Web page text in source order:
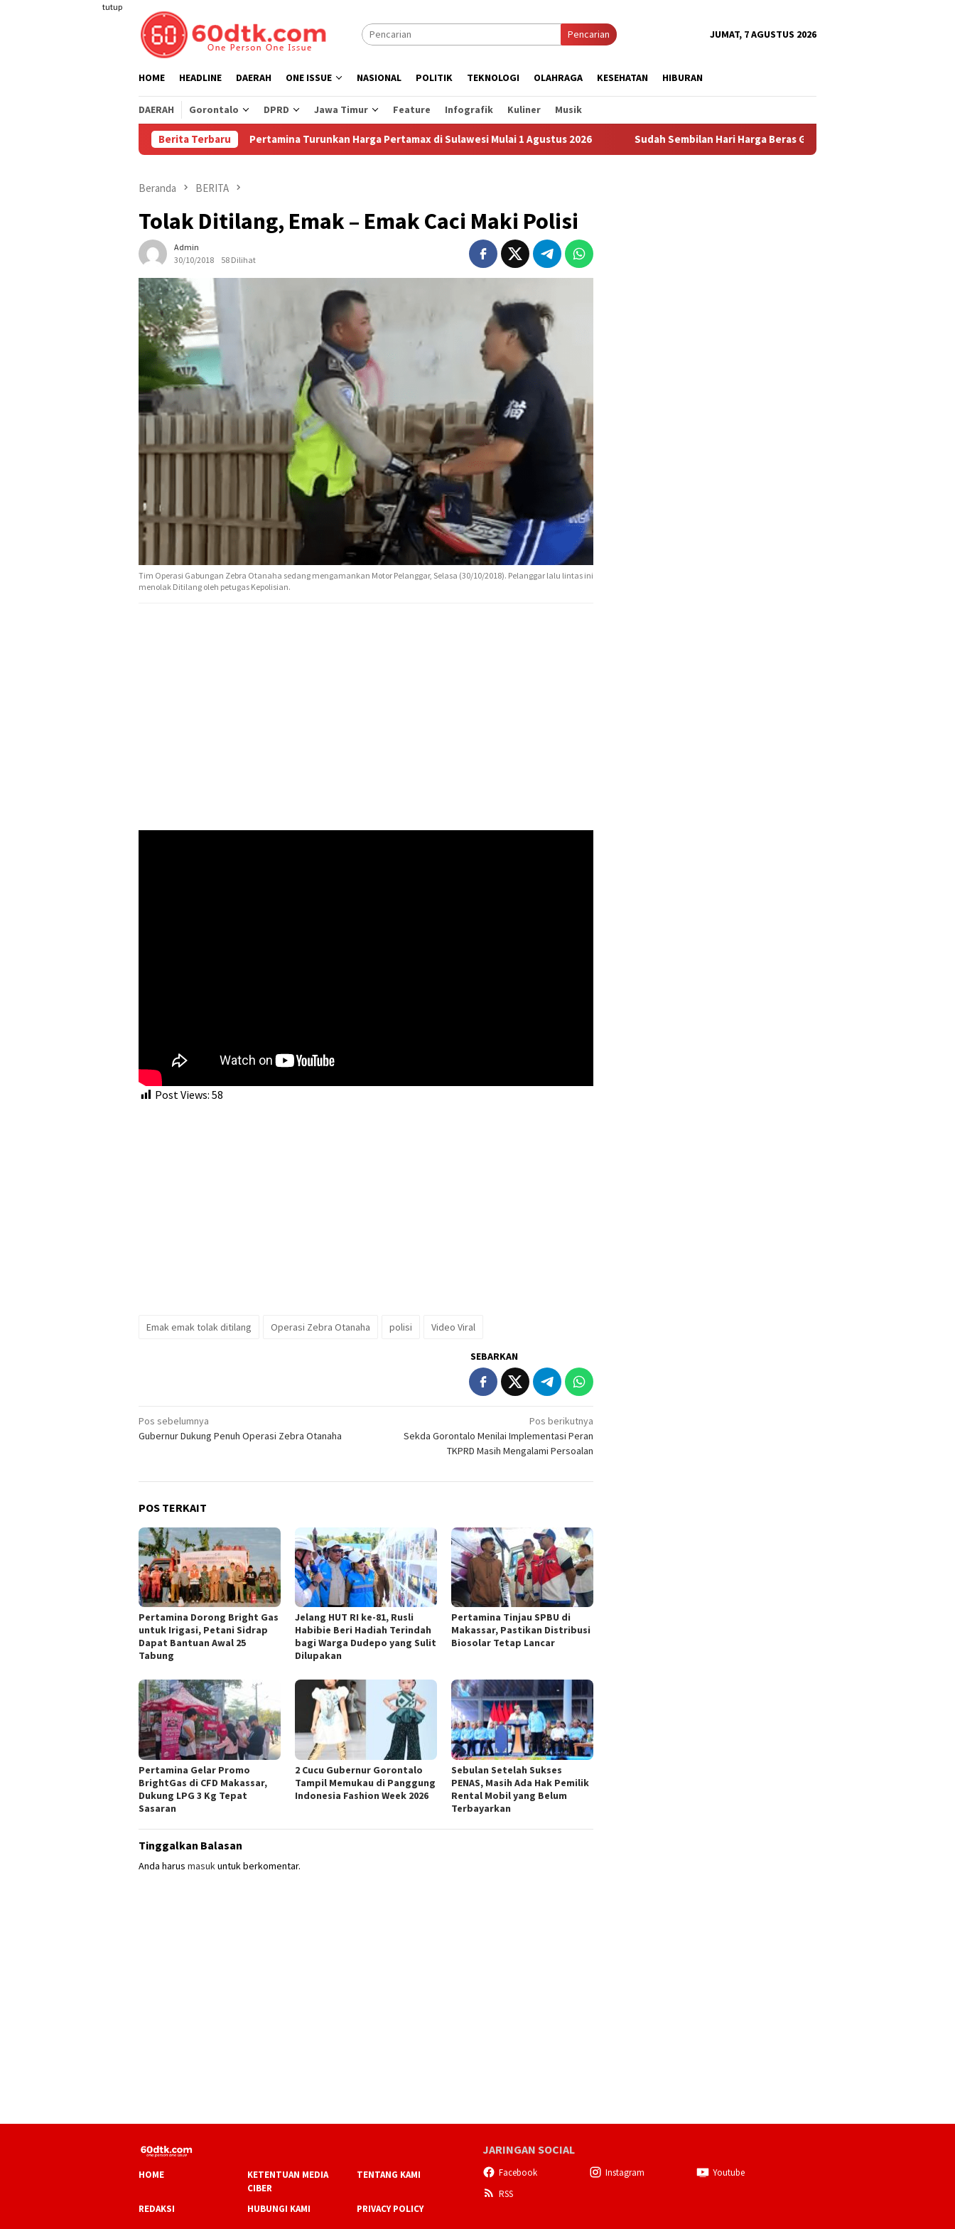
tutup
Pencarian JUMAT, 7 AGUSTUS 2026
HOME HEADLINE DAERAH ONE ISSUE NASIONAL POLITIK TEKNOLOGI OLAHRAGA KESEHATAN HIBURAN
DAERAH Gorontalo DPRD Jawa Timur Feature Infografik Kuliner Musik
Berita Terbaru
Pertamina Turunkan Harga Pertamax di Sulawesi Mulai 1 Agustus 2026 Sudah Sembilan Hari Harga Beras Gorontalo Termahal di Indonesia, Pemprov
Beranda BERITA
Tolak Ditilang, Emak – Emak Caci Maki Polisi
Admin
30/10/2018
58 Dilihat
Tim Operasi Gabungan Zebra Otanaha sedang mengamankan Motor Pelanggar, Selasa (30/10/2018). Pelanggar lalu lintas ini
menolak Ditilang oleh petugas Kepolisian.
Post Views: 58
Emak emak tolak ditilang Operasi Zebra Otanaha polisi Video Viral
SEBARKAN
Navigasi
pos
Pos sebelumnya
Gubernur Dukung Penuh Operasi Zebra Otanaha
Pos berikutnya
Sekda Gorontalo Menilai Implementasi Peran
TKPRD Masih Mengalami Persoalan
POS TERKAIT
Pertamina Dorong Bright Gas
untuk Irigasi, Petani Sidrap
Dapat Bantuan Awal 25
Tabung
Jelang HUT RI ke-81, Rusli
Habibie Beri Hadiah Terindah
bagi Warga Dudepo yang Sulit
Dilupakan
Pertamina Tinjau SPBU di
Makassar, Pastikan Distribusi
Biosolar Tetap Lancar
Pertamina Gelar Promo
BrightGas di CFD Makassar,
Dukung LPG 3 Kg Tepat
Sasaran
2 Cucu Gubernur Gorontalo
Tampil Memukau di Panggung
Indonesia Fashion Week 2026
Sebulan Setelah Sukses
PENAS, Masih Ada Hak Pemilik
Rental Mobil yang Belum
Terbayarkan
Tinggalkan Balasan
Anda harus masuk untuk berkomentar.
HOME
KETENTUAN MEDIA
CIBER
TENTANG KAMI
REDAKSI HUBUNGI KAMI PRIVACY POLICY
JARINGAN SOCIAL
Facebook Instagram
Youtube
RSS